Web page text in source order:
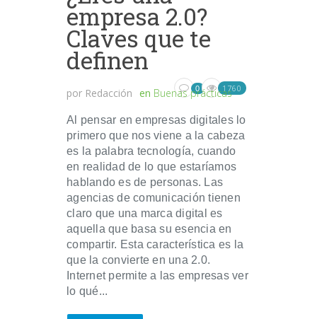
empresa 2.0?
Claves que te
definen
por Redacción en Buenas prácticas
0 1760
Al pensar en empresas digitales lo
primero que nos viene a la cabeza
es la palabra tecnología, cuando
en realidad de lo que estaríamos
hablando es de personas. Las
agencias de comunicación tienen
claro que una marca digital es
aquella que basa su esencia en
compartir. Esta característica es la
que la convierte en una 2.0.
Internet permite a las empresas ver
lo qué...